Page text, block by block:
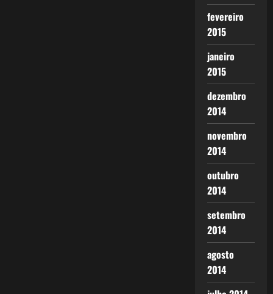
fevereiro
2015
janeiro
2015
dezembro
2014
novembro
2014
outubro
2014
setembro
2014
agosto
2014